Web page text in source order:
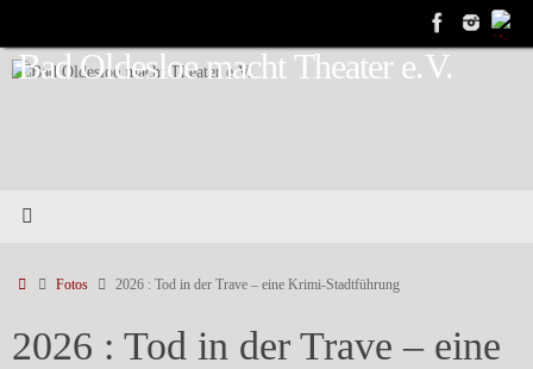
springen
Bad Oldesloe macht Theater e.V.
StartFotos 2026 : Tod in der Trave – eine Krimi-Stadtführung
2026 : Tod in der Trave – eine